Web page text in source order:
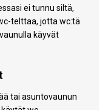
ei tunnu siltä,
telttaa, jotta wc:tä
käyvät
tai asuntovaunun